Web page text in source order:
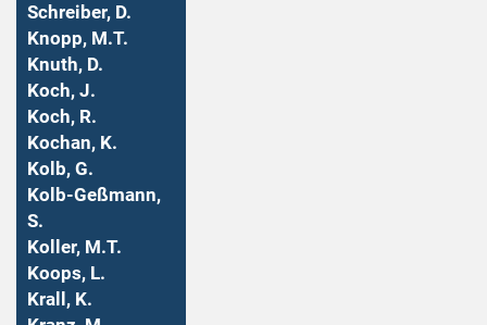
Schreiber, D.
Knopp, M.T.
Knuth, D.
Koch, J.
Koch, R.
Kochan, K.
Kolb, G.
Kolb-Geßmann,
S.
Koller, M.T.
Koops, L.
Krall, K.